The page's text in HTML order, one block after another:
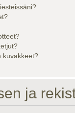
kuvakkeet?
ja